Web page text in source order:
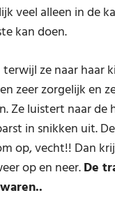
veel alleen in de
kan doen.
ze naar
zeer zorgelijk en
Ze luistert naar
in snikken uit.
op, vecht!! Dan
op en neer.De